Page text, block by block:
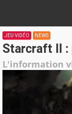
JEU VIDÉO NEWS
Starcraft II :
L'information